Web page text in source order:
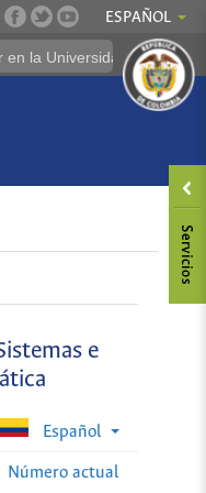
ESPAÑOL
e
Español
Número actual